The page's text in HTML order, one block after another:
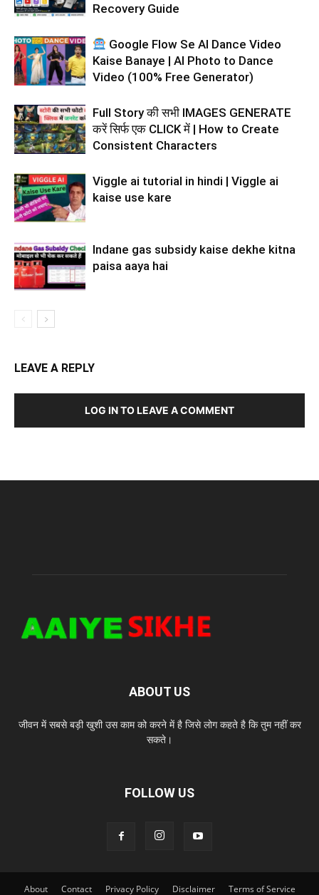
Recovery Guide
Google Flow Se AI Dance Video
Kaise Banaye | AI Photo to Dance
Video (100% Free Generator)
Full Story की सभी IMAGES GENERATE
करें सिर्फ एक CLICK में | How to Create
Consistent Characters
Viggle ai tutorial in hindi | Viggle ai
kaise use kare
Indane gas subsidy kaise dekhe kitna
paisa aaya hai
LEAVE A REPLY
LOG IN TO LEAVE A COMMENT
ABOUT US
जीवन में सबसे बड़ी खुशी उस काम को करने में है जिसे लोग कहते है कि तुम नहीं कर
सकते।
FOLLOW US
About Contact Privacy Policy Disclaimer Terms of Service